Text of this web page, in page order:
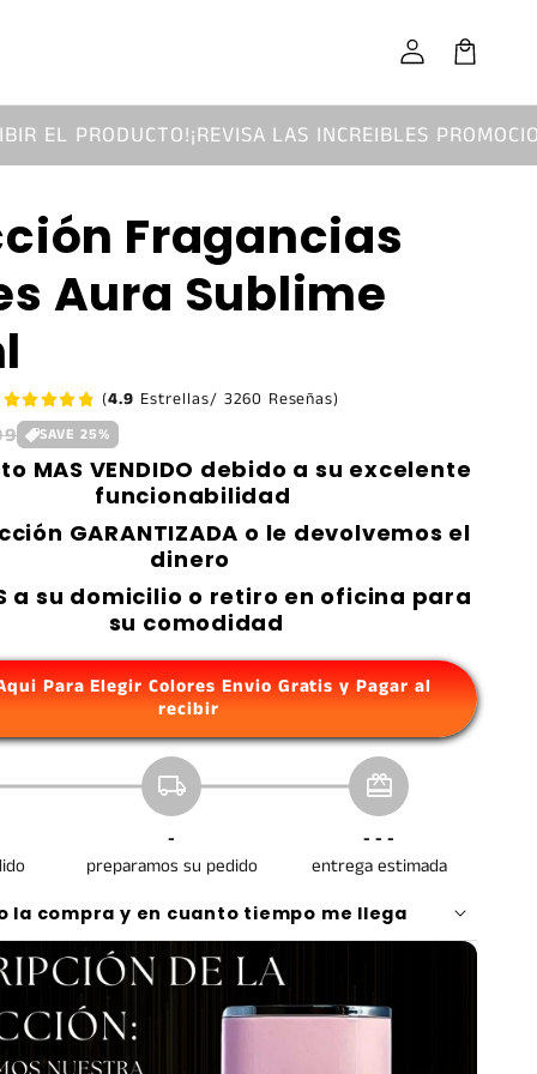
Iniciar
sesión
¡REVISA LAS INCREIBLES PROMOCIONES!¡ENVIO
Fragancias
Aura Sublime
(4.9 Estrellas/ 3260 Reseñas)
SAVE 25%
MAS VENDIDO debido a su excelente
funcionabilidad
GARANTIZADA o le devolvemos el
dinero
a su domicilio o retiro en oficina para
su comodidad
Para Elegir Colores Envio Gratis y Pagar al
recibir
local_shipping
-
preparamos su pedido
redeem
- - -
entrega estimada
la compra y en cuanto tiempo me llega
el botón verde y selecciona la oferta que
el formulario con tus datos y envía tu solicitud.
de call center te contactará de inmediato